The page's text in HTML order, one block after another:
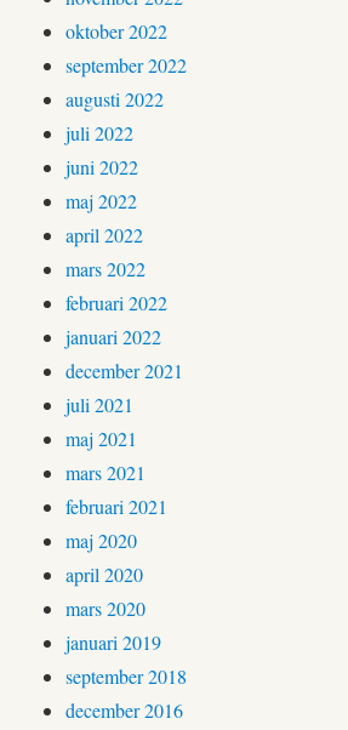
oktober 2022
september 2022
augusti 2022
juli 2022
juni 2022
maj 2022
april 2022
mars 2022
februari 2022
januari 2022
december 2021
juli 2021
maj 2021
mars 2021
februari 2021
maj 2020
april 2020
mars 2020
januari 2019
september 2018
december 2016